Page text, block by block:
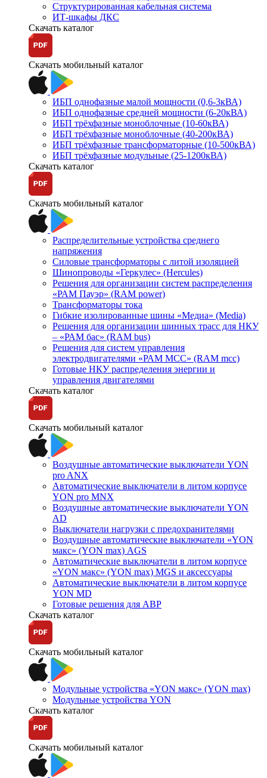
Структурированная кабельная система
ИТ-шкафы ДКС
Скачать каталог
Скачать мобильный каталог
ИБП однофазные малой мощности (0,6-3кВА)
ИБП однофазные средней мощности (6-20кВА)
ИБП трёхфазные моноблочные (10-60кВА)
ИБП трёхфазные моноблочные (40-200кВА)
ИБП трёхфазные трансформаторные (10-500кВА)
ИБП трёхфазные модульные (25-1200кВА)
Скачать каталог
Скачать мобильный каталог
Распределительные устройства среднего
напряжения
Силовые трансформаторы с литой изоляцией
Шинопроводы «Геркулес» (Hercules)
Решения для организации систем распределения
«РАМ Пауэр» (RAM power)
Трансформаторы тока
Гибкие изолированные шины «Медиа» (Media)
Решения для организации шинных трасс для НКУ
– «РАМ бас» (RAM bus)
Решения для систем управления
электродвигателями «РАМ МСС» (RAM mcc)
Готовые НКУ распределения энергии и
управления двигателями
Скачать каталог
Скачать мобильный каталог
Воздушные автоматические выключатели YON
pro ANX
Автоматические выключатели в литом корпусе
YON pro MNX
Воздушные автоматические выключатели YON
AD
Выключатели нагрузки с предохранителями
Воздушные автоматические выключатели «YON
макс» (YON max) AGS
Автоматические выключатели в литом корпусе
«YON макс» (YON max) MGS и аксессуары
Автоматические выключатели в литом корпусе
YON MD
Готовые решения для АВР
Скачать каталог
Скачать мобильный каталог
Модульные устройства «YON макс» (YON max)
Модульные устройства YON
Скачать каталог
Скачать мобильный каталог